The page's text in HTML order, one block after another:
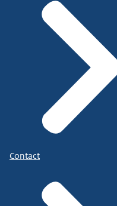
Contact